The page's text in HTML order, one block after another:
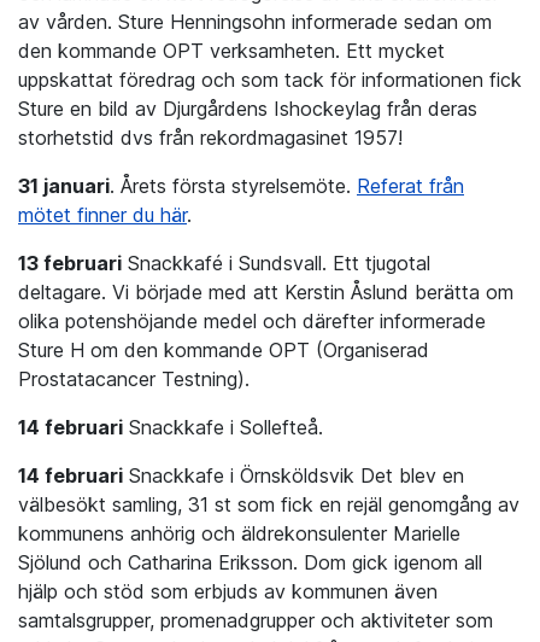
av vården. Sture Henningsohn informerade sedan om
den kommande OPT verksamheten. Ett mycket
uppskattat föredrag och som tack för informationen fick
Sture en bild av Djurgårdens Ishockeylag från deras
storhetstid dvs från rekordmagasinet 1957!
31 januari. Årets första styrelsemöte. Referat från
mötet finner du här.
13 februari Snackkafé i Sundsvall. Ett tjugotal
deltagare. Vi började med att Kerstin Åslund berätta om
olika potenshöjande medel och därefter informerade
Sture H om den kommande OPT (Organiserad
Prostatacancer Testning).
14 februari Snackkafe i Sollefteå.
14 februari Snackkafe i Örnsköldsvik Det blev en
välbesökt samling, 31 st som fick en rejäl genomgång av
kommunens anhörig och äldrekonsulenter Marielle
Sjölund och Catharina Eriksson. Dom gick igenom all
hjälp och stöd som erbjuds av kommunen även
samtalsgrupper, promenadgrupper och aktiviteter som